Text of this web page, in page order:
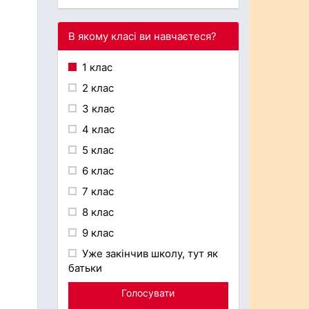
В якому класі ви навчаєтеся?
1 клас
2 клас
3 клас
4 клас
5 клас
6 клас
7 клас
8 клас
9 клас
Уже закінчив школу, тут як
батьки
Голосувати